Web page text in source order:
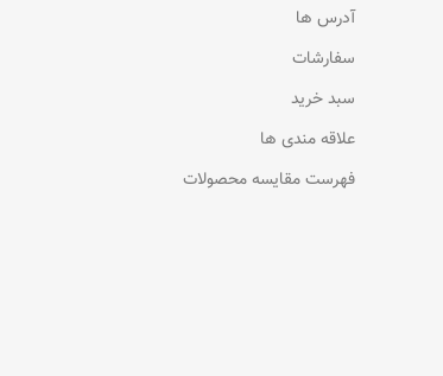
آدرس ها
سفارشات
سبد خرید
علاقه مندی ها
فهرست مقایسه محصولات